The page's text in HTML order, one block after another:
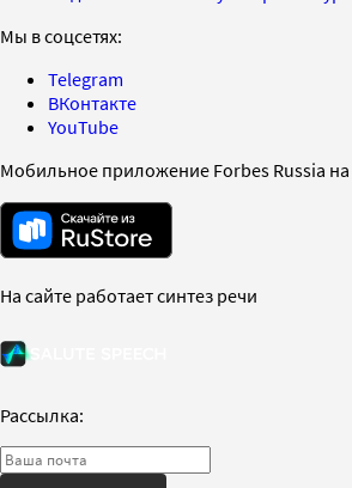
Мы в соцсетях:
Telegram
ВКонтакте
YouTube
Мобильное приложение Forbes Russia
На сайте работает синтез речи
Рассылка: